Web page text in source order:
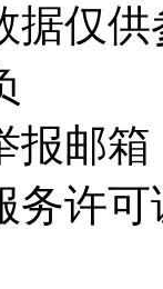
据仅
报邮箱
许可